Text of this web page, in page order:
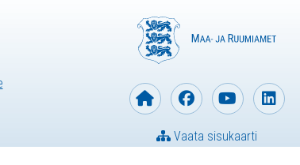
Vaata sisukaarti